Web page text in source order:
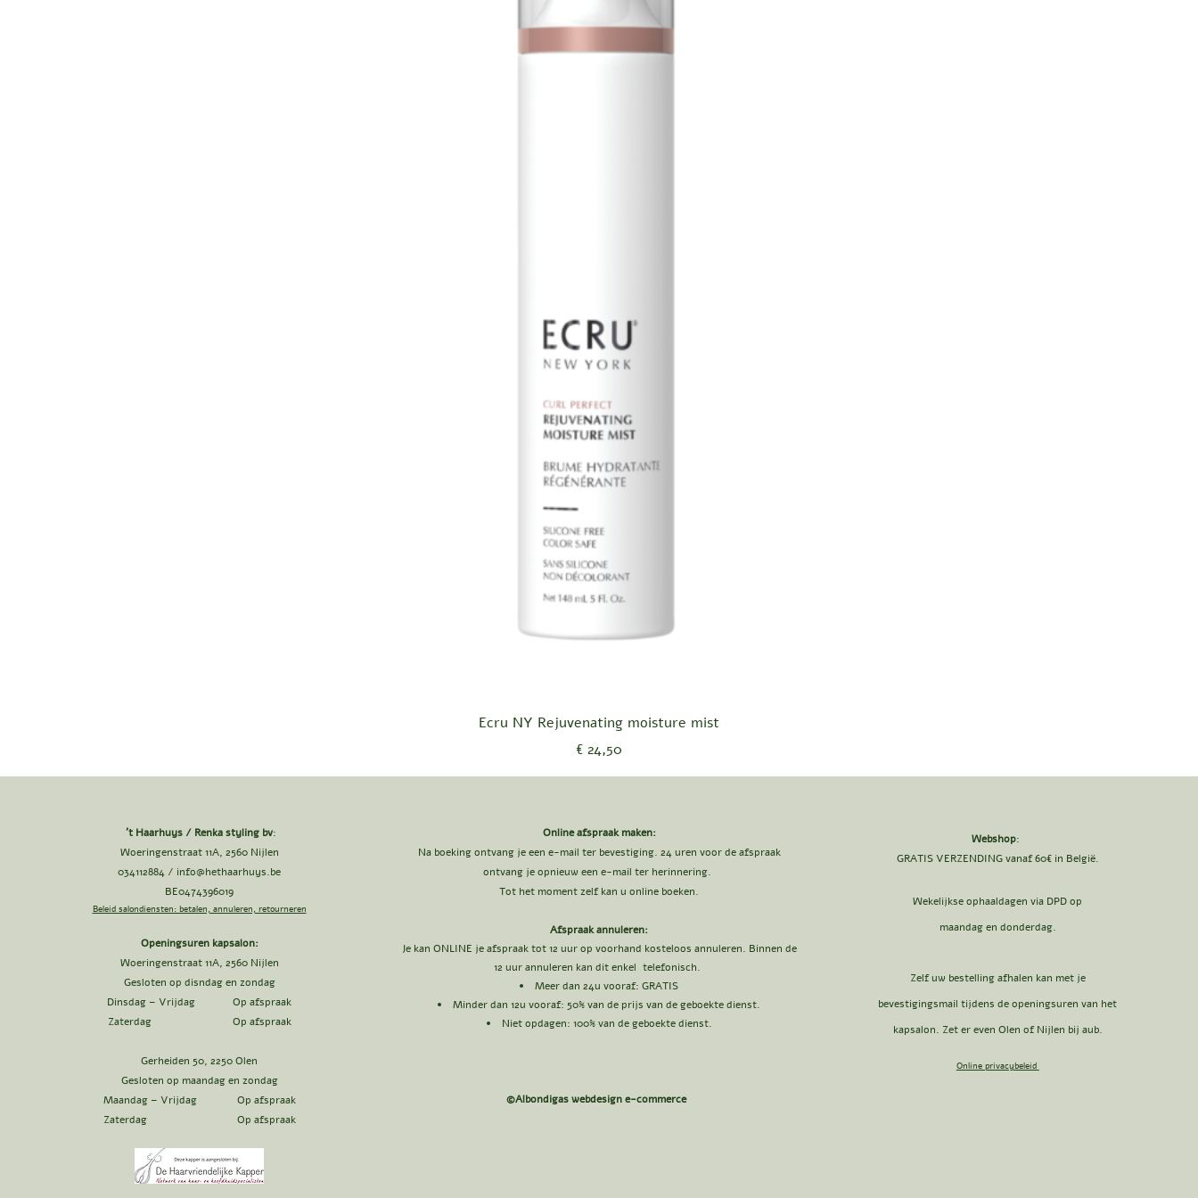
Snel overzicht
Ecru NY Rejuvenating moisture mist
Prijs
€ 24,50
't Haarhuys / Renka styling bv:
Woeringenstraat 11A, 2560 Nijlen
034112884 / info@hethaarhuys.be
BE0474396019
Beleid salondiensten: betalen, annuleren, retourneren
Openingsuren kapsalon:
Woeringenstraat 11A, 2560 Nijlen
Gesloten op disndag en zondag
Dinsdag – Vrijdag Op afspraak
Zaterdag Op afspraak
Gerheiden 50, 2250 Olen
Gesloten op maandag en zondag
Maandag – Vrijdag Op afspraak
Zaterdag Op afspraak
Online afspraak maken:
Na boeking ontvang je een e-mail ter bevestiging. 24 uren voor de afspraak
ontvang je opnieuw een e-mail ter herinnering.
Tot het moment zelf kan u online boeken.
Afspraak annuleren:
Je kan ONLINE je afspraak tot 12 uur op voorhand kosteloos annuleren. Binnen de
12 uur annuleren kan dit enkel telefonisch.
Meer dan 24u vooraf: GRATIS​
Minder dan 12u vooraf: 50% van de prijs van de geboekte dienst.
Niet opdagen: 100% van de geboekte dienst.
©Albondigas webdesign e-commerce
Webshop:
GRATIS VERZENDING vanaf 60€ in België.
Wekelijkse ophaaldagen via DPD op
maandag en donderdag.
Zelf uw bestelling afhalen kan met je
bevestigingsmail tijdens de openingsuren van het
kapsalon. Zet er even Olen of Nijlen bij aub.
Online privacybeleid